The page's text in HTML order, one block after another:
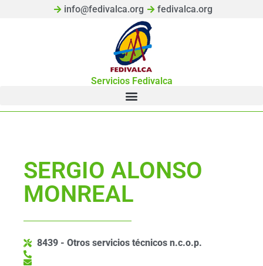
info@fedivalca.org fedivalca.org
Servicios Fedivalca
SERGIO ALONSO
MONREAL
8439 - Otros servicios técnicos n.c.o.p.